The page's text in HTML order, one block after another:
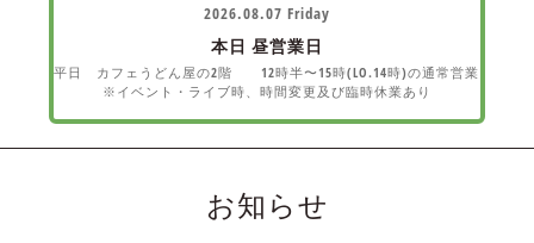
2026.08.07 Friday
本日 昼営業日
平日 カフェうどん屋の2階 12時半〜15時(LO.14時)の通常営業
※イベント・ライブ時、時間変更及び臨時休業あり
お知らせ